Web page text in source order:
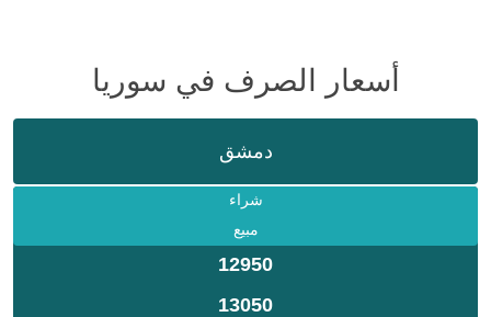
أسعار الصرف في سوريا
دمشق
شراء
مبيع
12950
13050